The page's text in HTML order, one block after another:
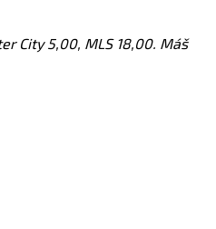
City 5,00, MLS 18,00. Máš